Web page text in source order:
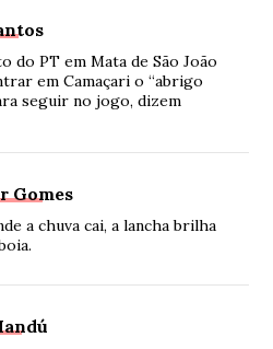
do PT em Mata de São João
em Camaçari o “abrigo
seguir no jogo, dizem
Gomes
a chuva cai, a lancha brilha